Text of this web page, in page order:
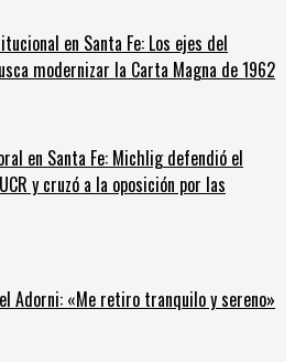
en Santa Fe: Los ejes del
modernizar la Carta Magna de 1962
en Santa Fe: Michlig defendió el
y cruzó a la oposición por las
Adorni: «Me retiro tranquilo y sereno»